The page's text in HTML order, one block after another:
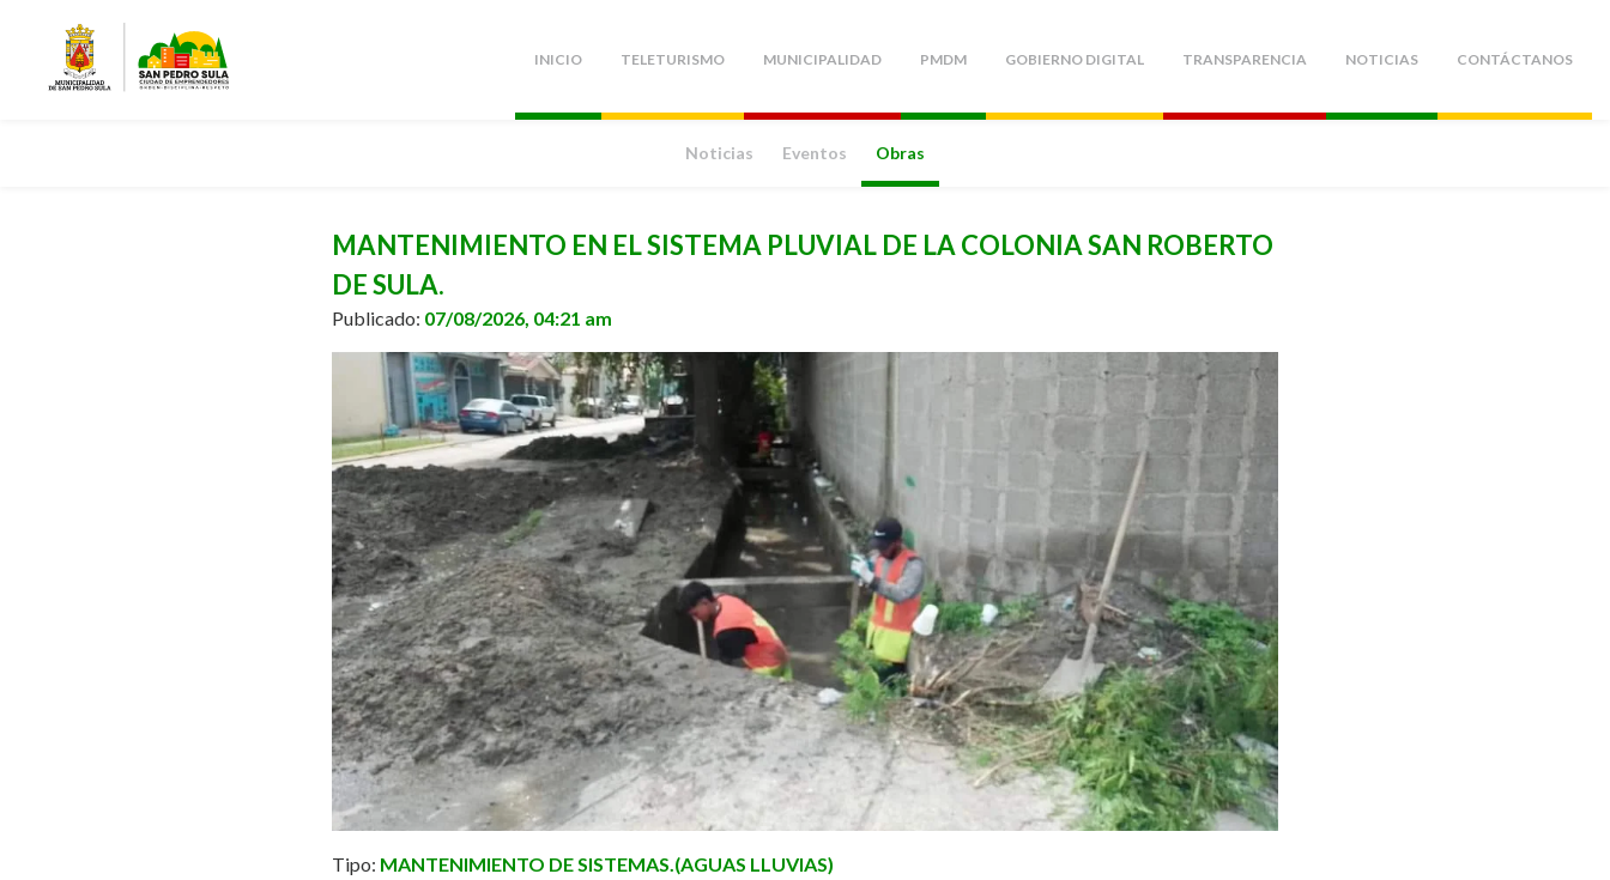
INICIO TELETURISMO MUNICIPALIDAD PMDM GOBIERNO DIGITAL TRANSPARENCIA NOTICIAS CONTÁCTANOS
Noticias Eventos Obras
MANTENIMIENTO EN EL SISTEMA PLUVIAL DE LA COLONIA SAN ROBERTO
DE SULA.
Publicado: 07/08/2026, 04:21 am
Tipo: MANTENIMIENTO DE SISTEMAS.(AGUAS LLUVIAS)